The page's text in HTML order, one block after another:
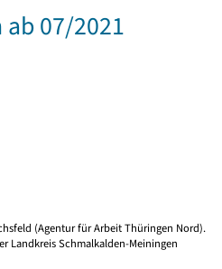
07/2021
(Agentur für Arbeit Thüringen Nord).
Landkreis Schmalkalden-Meiningen